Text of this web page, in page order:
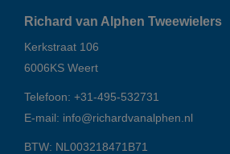
Richard van Alphen Tweewielers
Kerkstraat 106
6006KS Weert
Telefoon: +31-495-532731
E-mail: info@richardvanalphen.nl
BTW: NL003218471B71